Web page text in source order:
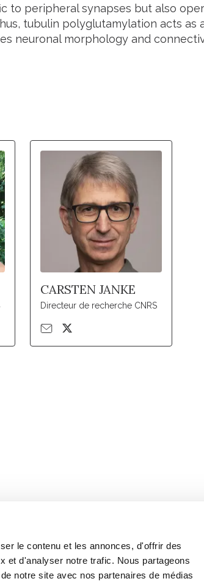
le contenu et les annonces, d'offrir des
et d'analyser notre trafic. Nous partageons
notre site avec nos partenaires de médias
to peripheral synapses but also
tubulin polyglutamylation acts
neuronal morphology and
CARSTEN JANKE
Directeur de recherche CNRS